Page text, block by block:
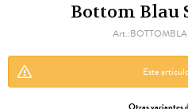
Bottom Blau
Este